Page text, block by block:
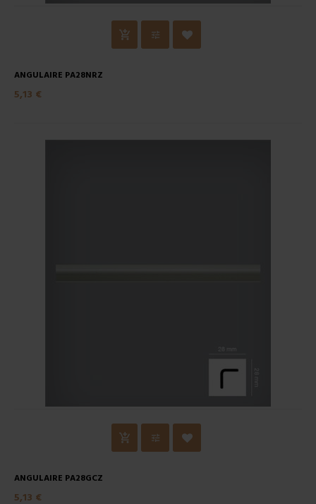
ANGULAIRE PA28NRZ
5,13 €
ANGULAIRE PA28GCZ
5,13 €